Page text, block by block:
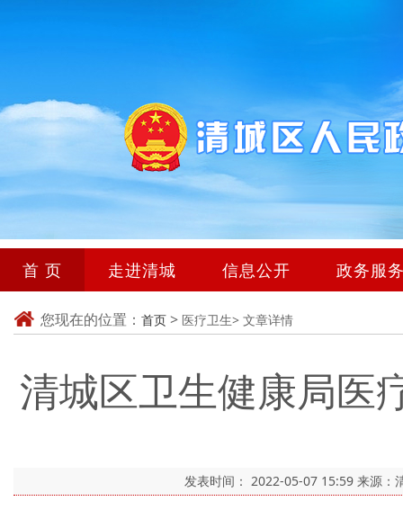
首 页 走进清城 信息公开 政务服
您现在的位置： 首页 > 医疗卫生> 文章详情
清城区卫生健康局医
发表时间： 2022-05-07 15:59 来源